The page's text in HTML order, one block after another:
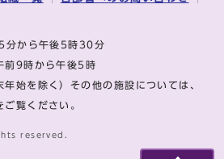
分から午後5時30分
前9時から午後5時
年始を除く）その他の施設については、
覧ください。
reserved.